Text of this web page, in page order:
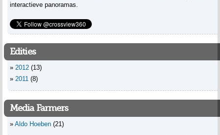
interactieve panoramas.
Edities
2012 (13)
2011 (8)
Media Farmers
Aldo Hoeben (21)